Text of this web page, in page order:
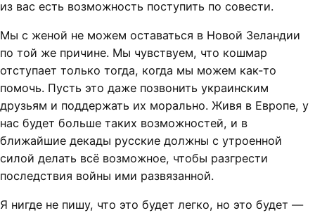
из вас есть возможность поступить по совести.
Мы с женой не можем оставаться в Новой Зеландии
по той же причине. Мы чувствуем, что кошмар
отступает только тогда, когда мы можем как-то
помочь. Пусть это даже позвонить украинским
друзьям и поддержать их морально. Живя в Европе, у
нас будет больше таких возможностей, и в
ближайшие декады русские должны с утроенной
силой делать всё возможное, чтобы разгрести
последствия войны ими развязанной.
Я нигде не пишу, что это будет легко, но это будет —